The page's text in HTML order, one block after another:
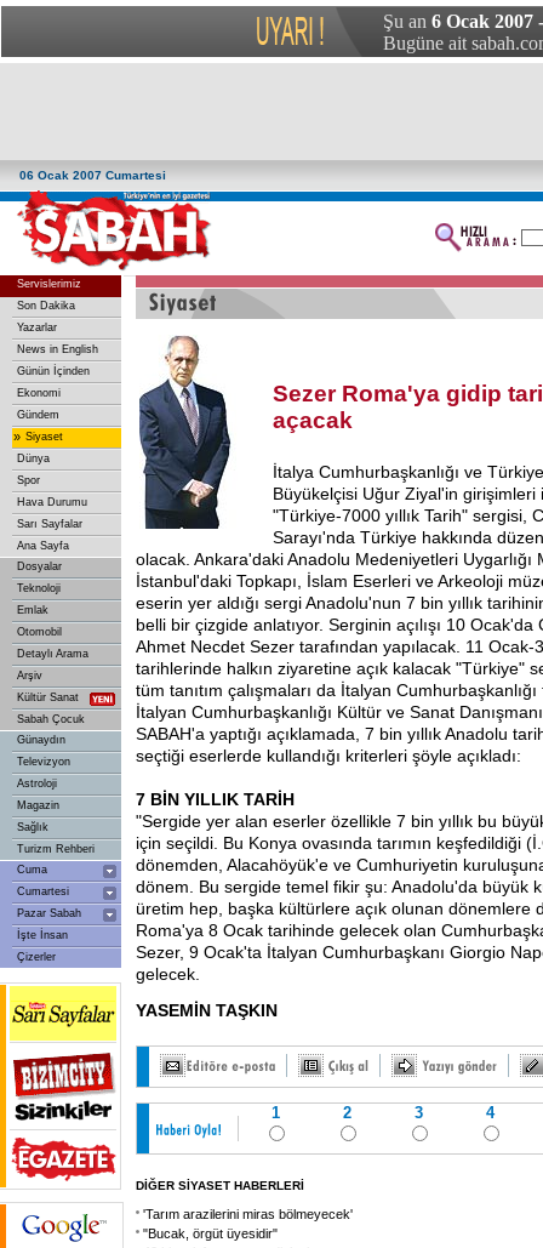
Şu an 6 Ocak 2007
Bugüne ait
06 Ocak 2007 Cumartesi
Servislerimiz
Son Dakika
Yazarlar
News in English
Günün İçinden
Ekonomi
Gündem
» Siyaset
Dünya
Spor
Hava Durumu
Sarı Sayfalar
Ana Sayfa
Dosyalar
Teknoloji
Emlak
Otomobil
Detaylı Arama
Arşiv
Kültür Sanat
Sabah Çocuk
Günaydın
Televizyon
Astroloji
Magazin
Sağlık
Turizm Rehberi
Cuma
Cumartesi
Pazar Sabah
İşte İnsan
Çizerler
Sezer Roma'ya gidip
açacak
İtalya Cumhurbaşkanlığı ve
Büyükelçisi Uğur Ziyal'in girişimleri
"Türkiye-7000 yıllık Tarih" sergisi,
Sarayı'nda Türkiye hakkında
olacak. Ankara'daki Anadolu Medeniyetleri Uygarlığı
İstanbul'daki Topkapı, İslam Eserleri ve Arkeoloji
eserin yer aldığı sergi Anadolu'nun 7 bin yıllık
belli bir çizgide anlatıyor. Serginin açılışı 10 Ocak'da
Ahmet Necdet Sezer tarafından yapılacak. 11 Ocak-
tarihlerinde halkın ziyaretine açık kalacak "Türkiye"
tüm tanıtım çalışmaları da İtalyan Cumhurbaşkanlığı
İtalyan Cumhurbaşkanlığı Kültür ve Sanat
SABAH'a yaptığı açıklamada, 7 bin yıllık Anadolu
seçtiği eserlerde kullandığı kriterleri şöyle açıkladı:
7 BİN YILLIK TARİH
"Sergide yer alan eserler özellikle 7 bin yıllık bu
için seçildi. Bu Konya ovasında tarımın keşfedildiği
dönemden, Alacahöyük'e ve Cumhuriyetin
dönem. Bu sergide temel fikir şu: Anadolu'da büyük
üretim hep, başka kültürlere açık olunan dönemlere
Roma'ya 8 Ocak tarihinde gelecek olan
Sezer, 9 Ocak'ta İtalyan Cumhurbaşkanı Giorgio
gelecek.
YASEMİN TAŞKIN
1 2 3 4
DİĞER SİYASET HABERLERİ
'Tarım arazilerini miras bölmeyecek'
"Bucak, örgüt üyesidir"